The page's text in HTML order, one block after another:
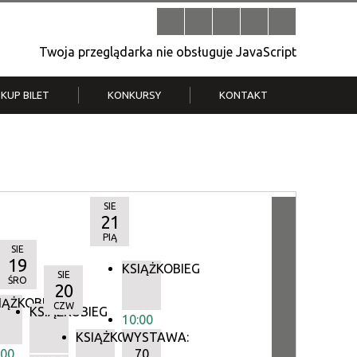
Twoja przeglądarka nie obsługuje JavaScript
KUP BILET KONKURSY
T.
KONTAKT
SIE
19
ŚRO
KSIĄŻKOBIEG
SIE
20
CZW
KSIĄŻKOBIEG
SIE
21
PIĄ
KSIĄŻKOBIEG
10:00
WYSTAWA:
70